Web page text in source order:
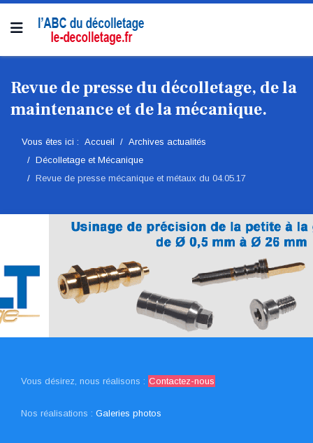
Revue de presse du décolletage, de la
maintenance et de la mécanique.
Vous êtes ici : Accueil
Archives actualités
Décolletage et Mécanique
Revue de presse mécanique et métaux du 04.05.17
Vous désirez, nous réalisons : Contactez-nous
Nos réalisations : Galeries photos